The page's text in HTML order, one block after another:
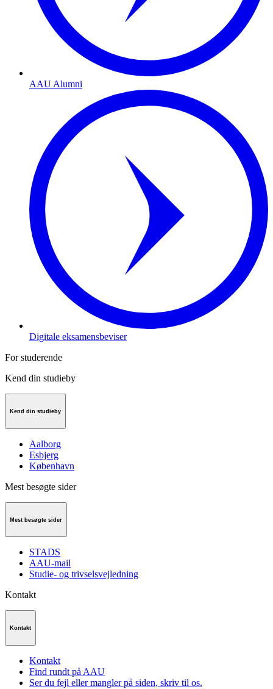
AAU Alumni
Digitale eksamensbeviser
For studerende
Kend din studieby
Kend din studieby
Aalborg
Esbjerg
København
Mest besøgte sider
Mest besøgte sider
STADS
AAU-mail
Studie- og trivselsvejledning
Kontakt
Kontakt
Kontakt
Find rundt på AAU
Ser du fejl eller mangler på siden, skriv til os.